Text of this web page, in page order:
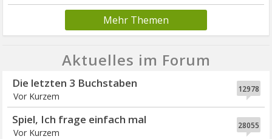
Mehr Themen
Aktuelles im Forum
12978
Die letzten 3 Buchstaben
Vor Kurzem
28055
Spiel, Ich frage einfach mal
Vor Kurzem